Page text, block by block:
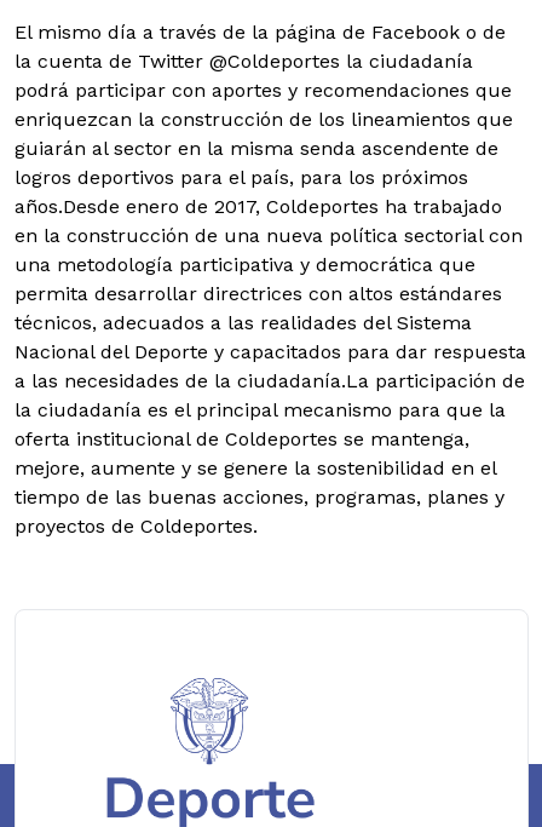
El mismo día a través de la página de Facebook o de
la cuenta de Twitter @Coldeportes la ciudadanía
podrá participar con aportes y recomendaciones que
enriquezcan la construcción de los lineamientos que
guiarán al sector en la misma senda ascendente de
logros deportivos para el país, para los próximos
años.Desde enero de 2017, Coldeportes ha trabajado
en la construcción de una nueva política sectorial con
una metodología participativa y democrática que
permita desarrollar directrices con altos estándares
técnicos, adecuados a las realidades del Sistema
Nacional del Deporte y capacitados para dar respuesta
a las necesidades de la ciudadanía.La participación de
la ciudadanía es el principal mecanismo para que la
oferta institucional de Coldeportes se mantenga,
mejore, aumente y se genere la sostenibilidad en el
tiempo de las buenas acciones, programas, planes y
proyectos de Coldeportes.